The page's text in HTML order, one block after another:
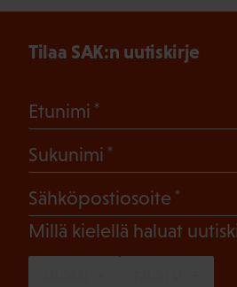
Tilaa SAK:n uutiskirje
Etunimi
Sukunimi
Sähköpostiosoite
Millä kielellä haluat